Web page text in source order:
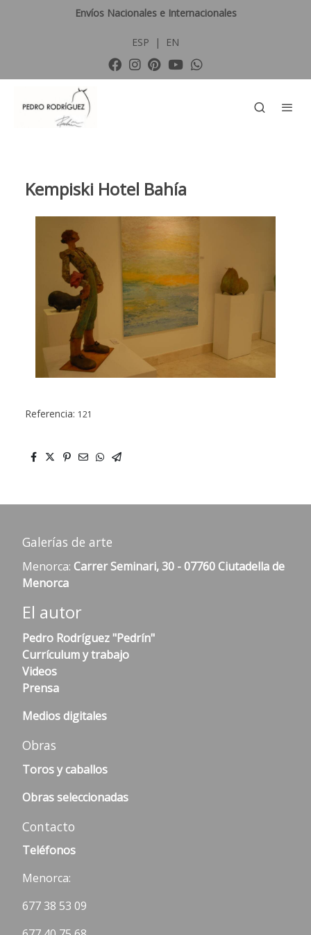
Envíos Nacionales e Internacionales
ESP | EN
Kempiski Hotel Bahía
Referencia: 121
Galerías de arte
Menorca: Carrer Seminari, 30 - 07760 Ciutadella de
Menorca
El autor
Pedro Rodríguez "Pedrín"
Currículum y trabajo
Videos
Prensa
Medios digitales
Obras
Toros y caballos
Obras seleccionadas
Contacto
Teléfonos
Menorca:
677 38 53 09